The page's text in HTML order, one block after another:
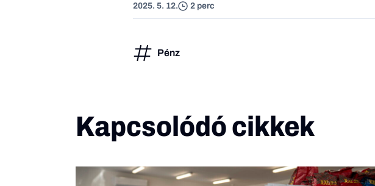
2025. 5. 12. 2 perc
Pénz
Kapcsolódó cikkek